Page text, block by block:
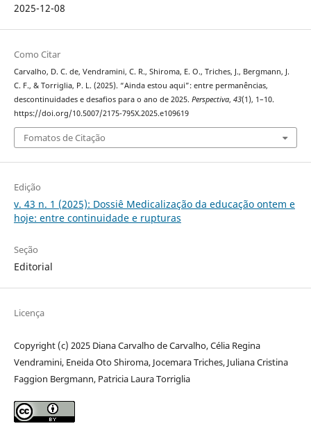
2025-12-08
Como Citar
Carvalho, D. C. de, Vendramini, C. R., Shiroma, E. O., Triches, J., Bergmann, J.
C. F., & Torriglia, P. L. (2025). “Ainda estou aqui”: entre permanências,
descontinuidades e desafios para o ano de 2025. Perspectiva, 43(1), 1–10.
https://doi.org/10.5007/2175-795X.2025.e109619
Fomatos de Citação
Edição
v. 43 n. 1 (2025): Dossiê Medicalização da educação ontem e
hoje: entre continuidade e rupturas
Seção
Editorial
Licença
Copyright (c) 2025 Diana Carvalho de Carvalho, Célia Regina
Vendramini, Eneida Oto Shiroma, Jocemara Triches, Juliana Cristina
Faggion Bergmann, Patricia Laura Torriglia